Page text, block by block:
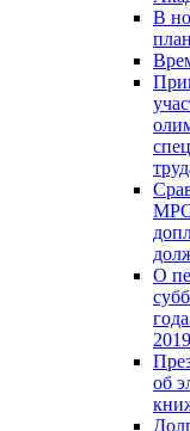
В
О
об